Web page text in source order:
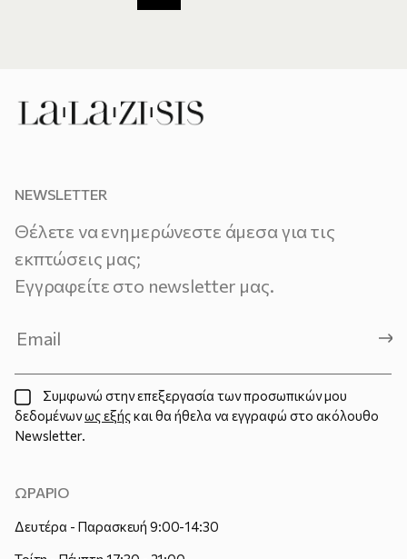
NEWSLETTER
Θέλετε να ενημερώνεστε άμεσα για τις
εκπτώσεις μας;
Εγγραφείτε στο newsletter μας.
Συμφωνώ στην επεξεργασία των προσωπικών μου
δεδομένωνως εξήςκαι θα ήθελα να εγγραφώ στο ακόλουθο
Newsletter.
ΩΡΑΡΙΟ
Δευτέρα - Παρασκευή 9:00-14:30